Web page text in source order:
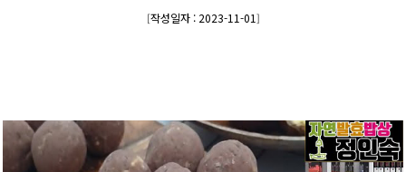
[작성일자 : 2023-11-01]